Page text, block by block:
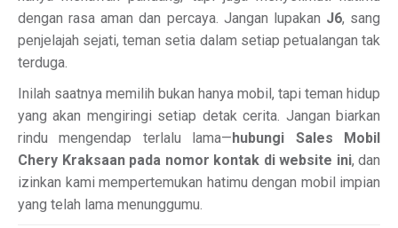
dengan rasa aman dan percaya. Jangan lupakan J6, sang
penjelajah sejati, teman setia dalam setiap petualangan tak
terduga.
Inilah saatnya memilih bukan hanya mobil, tapi teman hidup
yang akan mengiringi setiap detak cerita. Jangan biarkan
rindu mengendap terlalu lama—hubungi Sales Mobil
Chery Kraksaan pada nomor kontak di website ini, dan
izinkan kami mempertemukan hatimu dengan mobil impian
yang telah lama menunggumu.